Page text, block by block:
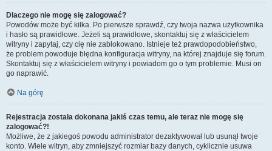
Dlaczego nie mogę się zalogować?
Powodów może być kilka. Po pierwsze sprawdź, czy twoja nazwa użytkownika
i hasło są prawidłowe. Jeżeli są prawidłowe, skontaktuj się z właścicielem
witryny i zapytaj, czy cię nie zablokowano. Istnieje też prawdopodobieństwo,
że problem powoduje błędna konfiguracja witryny, na której znajduje się forum.
Skontaktuj się z właścicielem witryny i powiadom go o tym problemie. Musi on
go naprawić.
Na górę
Rejestracja została dokonana jakiś czas temu, ale teraz nie mogę się
zalogować?!
Możliwe, że z jakiegoś powodu administrator dezaktywował lub usunął twoje
konto. Wiele witryn, aby zmniejszyć rozmiar bazy danych, cyklicznie usuwa